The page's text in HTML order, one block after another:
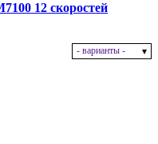
12 скоростей
- варианты -